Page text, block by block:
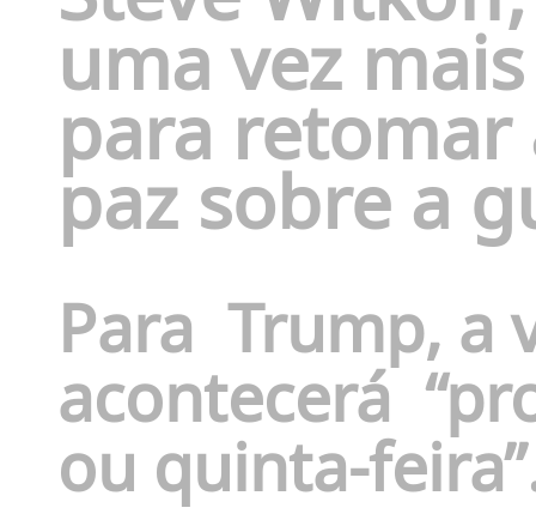
uma vez
para retomar
paz sobre a
Para Trump, a
acontecerá
ou quinta-